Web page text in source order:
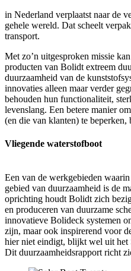
in Nederland verplaatst naar de
gehele wereld. Dat scheelt
transport.
Met zo’n uitgesproken missie
producten van Bolidt extreem
duurzaamheid van de
innovaties alleen maar verder
behouden hun functionaliteit,
levenslang. Een betere manier
(en die van klanten) te beperken,
Vliegende waterstofboot
Een van de werkgebieden
gebied van duurzaamheid is de
oprichting houdt Bolidt zich
en produceren van duurzame
innovatieve Bolideck systemen
zijn, maar ook inspirerend voor
hier niet eindigt, blijkt wel uit
Dit duurzaamheidsrapport richt